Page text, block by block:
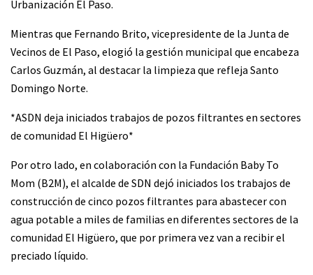
Urbanización El Paso.
Mientras que Fernando Brito, vicepresidente de la Junta de
Vecinos de El Paso, elogió la gestión municipal que encabeza
Carlos Guzmán, al destacar la limpieza que refleja Santo
Domingo Norte.
*ASDN deja iniciados trabajos de pozos filtrantes en sectores
de comunidad El Higüero*
Por otro lado, en colaboración con la Fundación Baby To
Mom (B2M), el alcalde de SDN dejó iniciados los trabajos de
construcción de cinco pozos filtrantes para abastecer con
agua potable a miles de familias en diferentes sectores de la
comunidad El Higüero, que por primera vez van a recibir el
preciado líquido.